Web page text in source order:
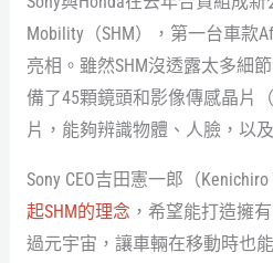
Mobility（SHM），第一台車款
亮相。雖然SHM沒透露太多細
備了45顆鏡頭和影像傳感晶片
片，能夠辨識物體、人臉，以
Sony CEO吉田憲一郎（
起SHM的理念 ，希望能打造擁
過元宇宙，讓車輛在移動時也